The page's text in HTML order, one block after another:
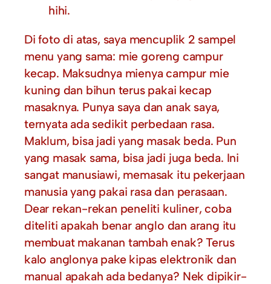
hihi.
Di foto di atas, saya mencuplik 2 sampel
menu yang sama: mie goreng campur
kecap. Maksudnya mienya campur mie
kuning dan bihun terus pakai kecap
masaknya. Punya saya dan anak saya,
ternyata ada sedikit perbedaan rasa.
Maklum, bisa jadi yang masak beda. Pun
yang masak sama, bisa jadi juga beda. Ini
sangat manusiawi, memasak itu pekerjaan
manusia yang pakai rasa dan perasaan.
Dear rekan-rekan peneliti kuliner, coba
diteliti apakah benar anglo dan arang itu
membuat makanan tambah enak? Terus
kalo anglonya pake kipas elektronik dan
manual apakah ada bedanya? Nek dipikir-